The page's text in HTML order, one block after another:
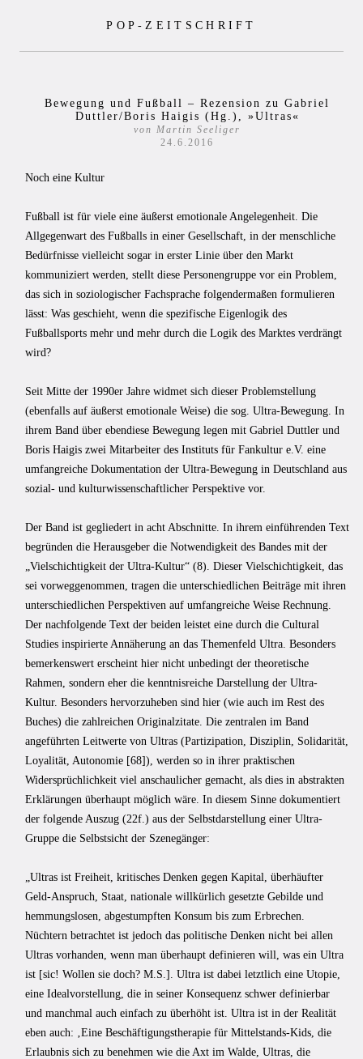
POP-ZEITSCHRIFT
Bewegung und Fußball – Rezension zu Gabriel
Duttler/Boris Haigis (Hg.), »Ultras«
von Martin Seeliger
24.6.2016
Noch eine Kultur
Fußball ist für viele eine äußerst emotionale Angelegenheit. Die
Allgegenwart des Fußballs in einer Gesellschaft, in der menschliche
Bedürfnisse vielleicht sogar in erster Linie über den Markt
kommuniziert werden, stellt diese Personengruppe vor ein Problem,
das sich in soziologischer Fachsprache folgendermaßen formulieren
lässt: Was geschieht, wenn die spezifische Eigenlogik des
Fußballsports mehr und mehr durch die Logik des Marktes verdrängt
wird?
Seit Mitte der 1990er Jahre widmet sich dieser Problemstellung
(ebenfalls auf äußerst emotionale Weise) die sog. Ultra-Bewegung. In
ihrem Band über ebendiese Bewegung legen mit Gabriel Duttler und
Boris Haigis zwei Mitarbeiter des Instituts für Fankultur e.V. eine
umfangreiche Dokumentation der Ultra-Bewegung in Deutschland aus
sozial- und kulturwissenschaftlicher Perspektive vor.
Der Band ist gegliedert in acht Abschnitte. In ihrem einführenden Text
begründen die Herausgeber die Notwendigkeit des Bandes mit der
„Vielschichtigkeit der Ultra-Kultur“ (8). Dieser Vielschichtigkeit, das
sei vorweggenommen, tragen die unterschiedlichen Beiträge mit ihren
unterschiedlichen Perspektiven auf umfangreiche Weise Rechnung.
Der nachfolgende Text der beiden leistet eine durch die Cultural
Studies inspirierte Annäherung an das Themenfeld Ultra. Besonders
bemerkenswert erscheint hier nicht unbedingt der theoretische
Rahmen, sondern eher die kenntnisreiche Darstellung der Ultra-
Kultur. Besonders hervorzuheben sind hier (wie auch im Rest des
Buches) die zahlreichen Originalzitate. Die zentralen im Band
angeführten Leitwerte von Ultras (Partizipation, Disziplin, Solidarität,
Loyalität, Autonomie [68]), werden so in ihrer praktischen
Widersprüchlichkeit viel anschaulicher gemacht, als dies in abstrakten
Erklärungen überhaupt möglich wäre. In diesem Sinne dokumentiert
der folgende Auszug (22f.) aus der Selbstdarstellung einer Ultra-
Gruppe die Selbstsicht der Szenegänger:
„Ultras ist Freiheit, kritisches Denken gegen Kapital, überhäufter
Geld-Anspruch, Staat, nationale willkürlich gesetzte Gebilde und
hemmungslosen, abgestumpften Konsum bis zum Erbrechen.
Nüchtern betrachtet ist jedoch das politische Denken nicht bei allen
Ultras vorhanden, wenn man überhaupt definieren will, was ein Ultra
ist [sic! Wollen sie doch? M.S.]. Ultra ist dabei letztlich eine Utopie,
eine Idealvorstellung, die in seiner Konsequenz schwer definierbar
und manchmal auch einfach zu überhöht ist. Ultra ist in der Realität
eben auch: ‚Eine Beschäftigungstherapie für Mittelstands-Kids, die
Erlaubnis sich zu benehmen wie die Axt im Walde, Ultras, die